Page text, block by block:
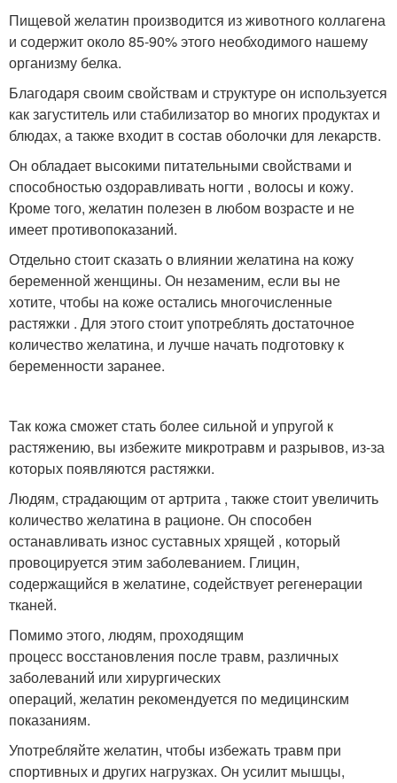
Пищевой желатин производится из животного коллагена
и содержит около 85-90% этого необходимого нашему
организму белка.
Благодаря своим свойствам и структуре он используется
как загуститель или стабилизатор во многих продуктах и
блюдах, а также входит в состав оболочки для лекарств.
Он обладает высокими питательными свойствами и
способностью оздоравливать ногти , волосы и кожу.
Кроме того, желатин полезен в любом возрасте и не
имеет противопоказаний.
Отдельно стоит сказать о влиянии желатина на кожу
беременной женщины. Он незаменим, если вы не
хотите, чтобы на коже остались многочисленные
растяжки . Для этого стоит употреблять достаточное
количество желатина, и лучше начать подготовку к
беременности заранее.
Так кожа сможет стать более сильной и упругой к
растяжению, вы избежите микротравм и разрывов, из-за
которых появляются растяжки.
Людям, страдающим от артрита , также стоит увеличить
количество желатина в рационе. Он способен
останавливать износ суставных хрящей , который
провоцируется этим заболеванием. Глицин,
содержащийся в желатине, содействует регенерации
тканей.
Помимо этого, людям, проходящим
процесс восстановления после травм, различных
заболеваний или хирургических
операций, желатин рекомендуется по медицинским
показаниям.
Употребляйте желатин, чтобы избежать травм при
спортивных и других нагрузках. Он усилит мышцы,